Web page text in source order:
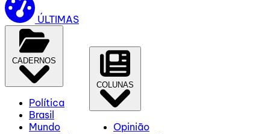
ÚLTIMAS
CADERNOS
Política
Brasil
Mundo
COLUNAS
Opinião